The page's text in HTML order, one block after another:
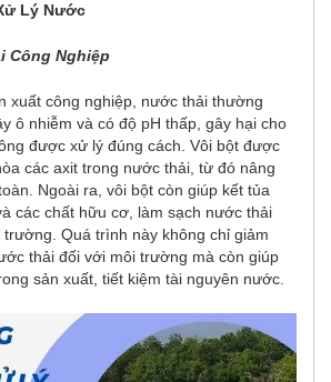
Lý Nước
Công Nghiệp
xuất công nghiệp, nước thải thường
ô nhiễm và có độ pH thấp, gây hại cho
được xử lý đúng cách. Vôi bột được
các axit trong nước thải, từ đó nâng
Ngoài ra, vôi bột còn giúp kết tủa
các chất hữu cơ, làm sạch nước thải
Quá trình này không chỉ giảm
thải đối với môi trường mà còn giúp
sản xuất, tiết kiệm tài nguyên nước.